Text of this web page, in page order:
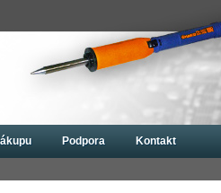
Podpora Kontakt